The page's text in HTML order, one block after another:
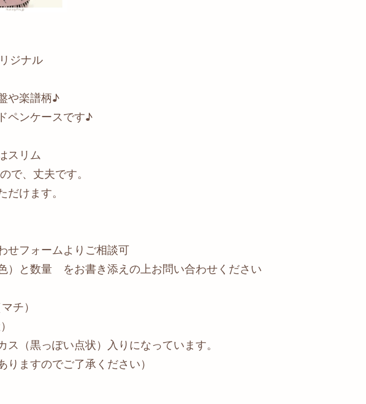
ジナル
や楽譜柄♪
ペンケースです♪
スリム
で、丈夫です。
けます。
せフォームよりご相談可
）と数量 をお書き添えの上お問い合わせください
マチ）
（黒っぽい点状）入りになっています。
りますのでご了承ください）